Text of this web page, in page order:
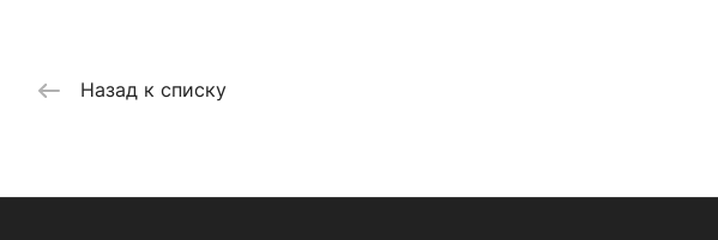
Назад к списку